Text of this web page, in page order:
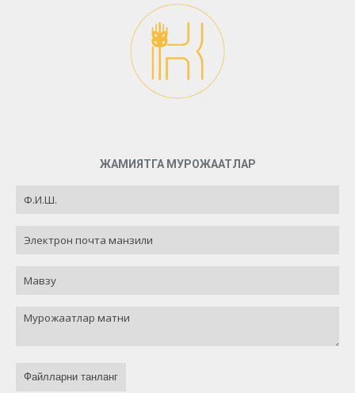
ЖАМИЯТГА МУРОЖААТЛАР
Файлларни танланг